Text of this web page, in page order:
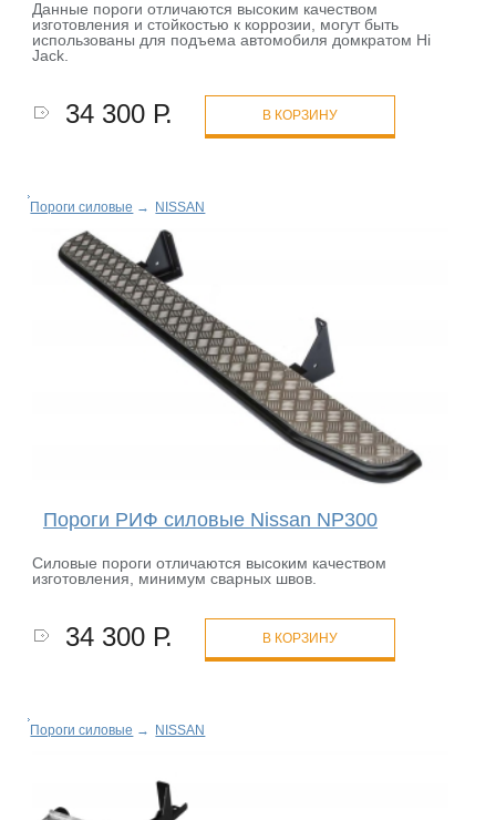
Данные пороги отличаются высоким качеством
изготовления и стойкостью к коррозии, могут быть
использованы для подъема автомобиля домкратом Hi
Jack.
34 300 Р. В КОРЗИНУ
Пороги силовые → NISSAN
Пороги РИФ силовые Nissan NP300
Силовые пороги отличаются высоким качеством
изготовления, минимум сварных швов.
34 300 Р. В КОРЗИНУ
Пороги силовые → NISSAN